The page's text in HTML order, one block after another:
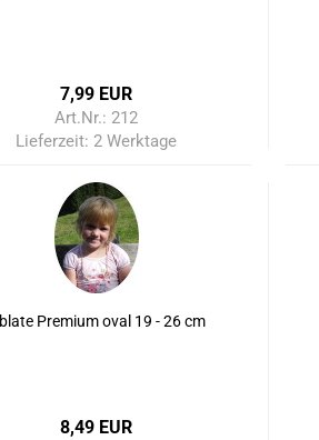
7,99 EUR
Art.Nr.: 212
Lieferzeit:2 Werktage
Premium oval 19 - 26 cm
8,49 EUR